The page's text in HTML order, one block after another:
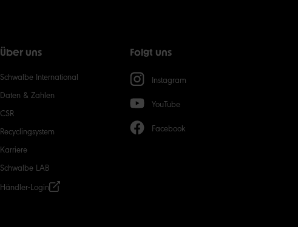
50
Über uns
Schwalbe International
Daten & Zahlen
CSR
Recyclingsystem
Karriere
Schwalbe LAB
Händler-Login
Folgt uns
Instagram
YouTube
Facebook